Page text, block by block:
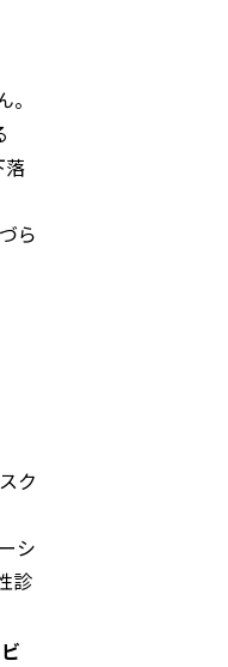
落
ら
ク
シ
診